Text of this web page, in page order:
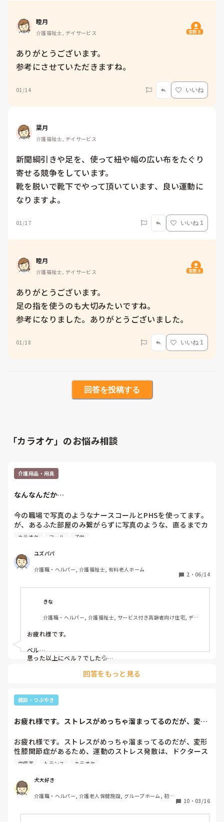
睦月
介護福祉士, デイサービス 質問主
ありがとうございます。
参考にさせていただきますね。
01/14 いいね
葉月
介護福祉士, デイサービス
新聞綱引きや足を、使って紐や幅の広い布をたぐり
寄せる競争をしています。
靴を脱いで靴下でやって頂いています、良い運動に
なりますよ。
01/17 いいね 1
睦月
介護福祉士, デイサービス 質問主
ありがとうございます。
足の指を使うのも大切みたいですね。
参考になりました。ありがとうございました。
01/18 いいね 1
回答を投稿する
「カラオケ」のお悩み相談
介護用品・用具
なんなんだか…
今の職場で写真のようなナースコールとPHSを使ってます。
が、あるふた部屋のみ繋がらずに写真のような、直るまでカ
ラオケとかのフロントにありそうなベルで呼んで貰うと決ま
と座ってる訳じゃないから、こんな子供騙しみたいなので呼
べと言われても担当エリアにいあところで部屋に入ったら聞
こえないし。直るまでと言われても古いから部品がないのか
ないしとか鳴らせないとかならまだしも、鳴らす人でかつな
いとめんどくさい人なのに…。なおさらウザい
カラオケ コール 子供
ユズパパ
介護職・ヘルパー, 介護福祉士, 有料老人ホーム
2 ・ 06/14
きな
介護職・ヘルパー, 介護福祉士, サービス付き高齢者向け住宅, デイ
お疲れ様です。
ベル…
思った以上にベル？でした💦
お部屋なのでしょうか？ 回答をもっと見る
雑談・つぶやき
お疲れ様です。ストレスがめっちゃ溜まってるのだが、変形
お疲れ様です。ストレスがめっちゃ溜まってるのだが、変形
性膝関節症があるため、運動のストレス発散は、ドクタース
トップ。仕事のトランス等も、ごまかしごまかしでやってま
を忘れています。しかし、休憩時間とか、落ち着いたり仕事
が終わると、流石に痛い。ボルタレン軟膏、ボルタレン内服
薬が欠かせません。今のストレス発散は、寝ることとか、携
や、スタッフ同士助け合える環境なので、ナースも、介護士
常備薬 トランス カラオケ
犬大好き
介護職・ヘルパー, 介護老人保健施設, グループホーム, 初任
10 ・ 03/16